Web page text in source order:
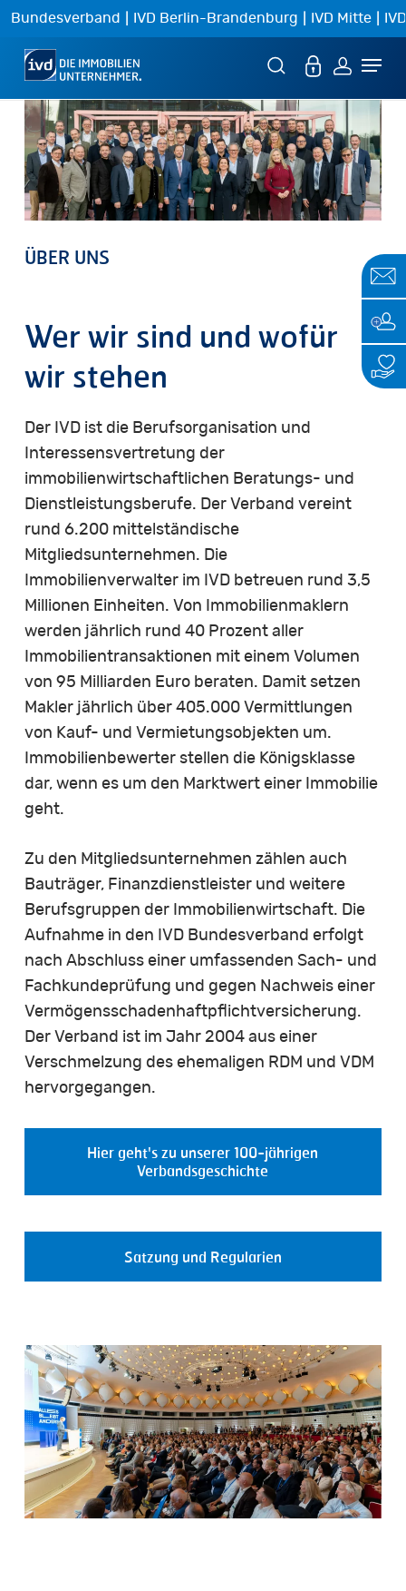
Skip
main
Bundesverband | IVD Berlin-Brandenburg | IVD Mitte |
ÜBER UNS
Wer wir sind und wofür
wir stehen
Der IVD ist die Berufsorganisation und
Interessensvertretung der
immobilienwirtschaftlichen Beratungs- und
Dienstleistungsberufe. Der Verband vereint
rund 6.200 mittelständische
Mitgliedsunternehmen. Die
Immobilienverwalter im IVD betreuen rund 3,5
Millionen Einheiten. Von Immobilienmaklern
werden jährlich rund 40 Prozent aller
Immobilientransaktionen mit einem Volumen
von 95 Milliarden Euro beraten. Damit setzen
Makler jährlich über 405.000 Vermittlungen
von Kauf- und Vermietungsobjekten um.
Immobilienbewerter stellen die Königsklasse
dar, wenn es um den Marktwert einer Immobilie
geht.
Zu den Mitgliedsunternehmen zählen auch
Bauträger, Finanzdienstleister und weitere
Berufsgruppen der Immobilienwirtschaft. Die
Aufnahme in den IVD Bundesverband erfolgt
nach Abschluss einer umfassenden Sach- und
Fachkundeprüfung und gegen Nachweis einer
Vermögensschadenhaftpflichtversicherung.
Der Verband ist im Jahr 2004 aus einer
Verschmelzung des ehemaligen RDM und VDM
hervorgegangen.
Hier geht's zu unserer 100-jährigen
Verbandsgeschichte
Satzung und Regularien